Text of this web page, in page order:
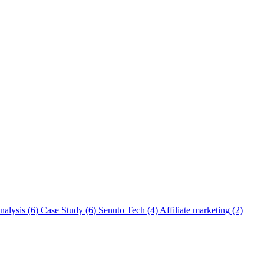
(6) Case Study (6) Senuto Tech (4) Affiliate marketing (2)